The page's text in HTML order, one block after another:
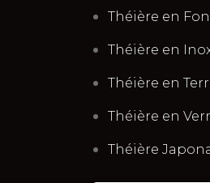
Théière en
Théière en
Théière en
Théière en
Théière